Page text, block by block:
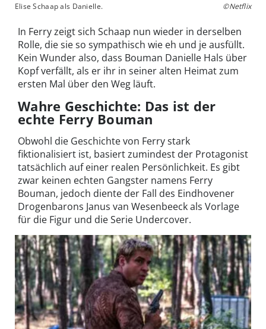
Elise Schaap als Danielle. ©Netflix
In Ferry zeigt sich Schaap nun wieder in derselben
Rolle, die sie so sympathisch wie eh und je ausfüllt.
Kein Wunder also, dass Bouman Danielle Hals über
Kopf verfällt, als er ihr in seiner alten Heimat zum
ersten Mal über den Weg läuft.
Wahre Geschichte: Das ist der
echte Ferry Bouman
Obwohl die Geschichte von Ferry stark
fiktionalisiert ist, basiert zumindest der Protagonist
tatsächlich auf einer realen Persönlichkeit. Es gibt
zwar keinen echten Gangster namens Ferry
Bouman, jedoch diente der Fall des Eindhovener
Drogenbarons Janus van Wesenbeeck als Vorlage
für die Figur und die Serie Undercover.